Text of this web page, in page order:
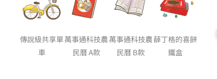
傳說級共享單
車
萬事通科技農
民曆 A款
萬事通科技農
民曆 B款
薛丁格的喜餅
鐵盒